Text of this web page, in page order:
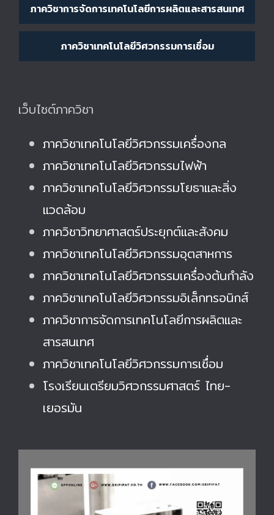
ภาควิชาการจัดการเทคโนโลยีการผลิตและสารสนเทศ
ภาควิชาเทคโนโลยีวิศวกรรมการเชื่อม
เว็บไซต์ภาควิชา
ภาควิชาเทคโนโลยีวิศวกรรมเครื่องกล
ภาควิชาเทคโนโลยีวิศวกรรมไฟฟ้า
ภาควิชาเทคโนโลยีวิศวกรรมโยธาและสิ่ง
แวดล้อม
ภาควิชาวิทยาศาสตร์ประยุกต์และสังคม
ภาควิชาเทคโนโลยีวิศวกรรมอุตสาหการ
ภาควิชาเทคโนโลยีวิศวกรรมเครื่องต้นกำลัง
ภาควิชาเทคโนโลยีวิศวกรรมอิเล็กทรอนิกส์
ภาควิชาการจัดการเทคโนโลยีการผลิตและ
สารสนเทศ
ภาควิชาเทคโนโลยีวิศวกรรมการเชื่อม
โรงเรียนเตรียมวิศวกรรมศาสตร์ ไทย-
เยอรมัน